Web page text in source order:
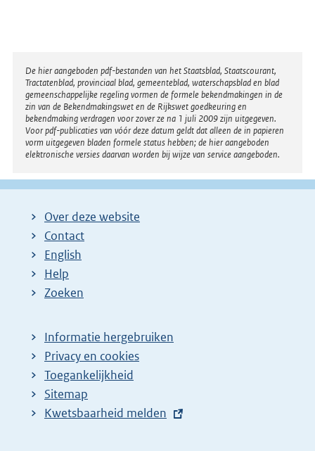
Disclaimer
De hier aangeboden pdf-bestanden van het Staatsblad, Staatscourant,
Tractatenblad, provinciaal blad, gemeenteblad, waterschapsblad en blad
gemeenschappelijke regeling vormen de formele bekendmakingen in de
zin van de Bekendmakingswet en de Rijkswet goedkeuring en
bekendmaking verdragen voor zover ze na 1 juli 2009 zijn uitgegeven.
Voor pdf-publicaties van vóór deze datum geldt dat alleen de in papieren
vorm uitgegeven bladen formele status hebben; de hier aangeboden
elektronische versies daarvan worden bij wijze van service aangeboden.
Over deze website
Contact
English
Help
Zoeken
Informatie hergebruiken
Privacy en cookies
Toegankelijkheid
Sitemap
E
Kwetsbaarheid melden